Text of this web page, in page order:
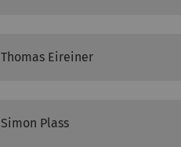
Thomas Eireiner
Simon Plass